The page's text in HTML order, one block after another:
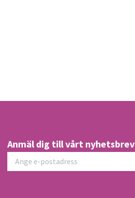
Anmäl dig till vårt nyhetsbrev